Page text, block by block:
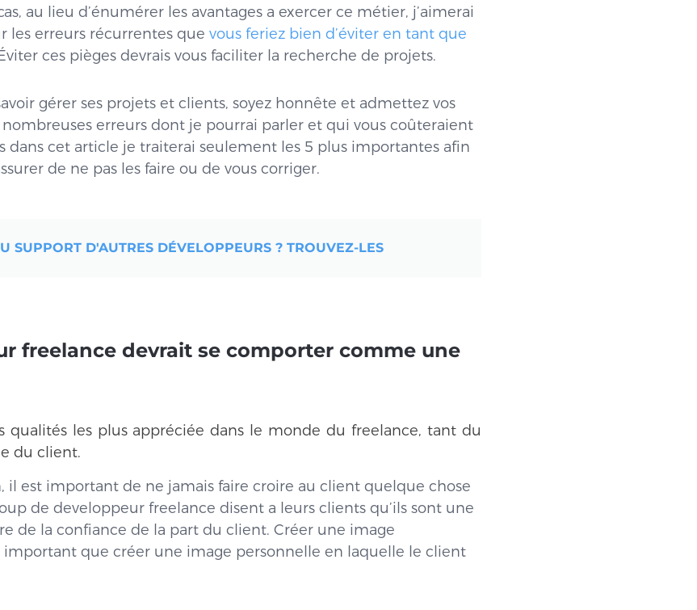
au lieu d’énumérer les avantages a exercer ce métier, j’aimerai
les erreurs récurrentes que vous feriez bien d’éviter en tant que
ces pièges devrais vous faciliter la recherche de projets.
gérer ses projets et clients, soyez honnête et admettez vos
nombreuses erreurs dont je pourrai parler et qui vous coûteraient
dans cet article je traiterai seulement les 5 plus importantes afin
de ne pas les faire ou de vous corriger.
SUPPORT D'AUTRES DÉVELOPPEURS ? TROUVEZ-LES
freelance devrait se comporter comme une
qualités les plus appréciée dans le monde du freelance, tant du
du client.
il est important de ne jamais faire croire au client quelque chose
de developpeur freelance disent a leurs clients qu’ils sont une
de la confiance de la part du client. Créer une image
important que créer une image personnelle en laquelle le client